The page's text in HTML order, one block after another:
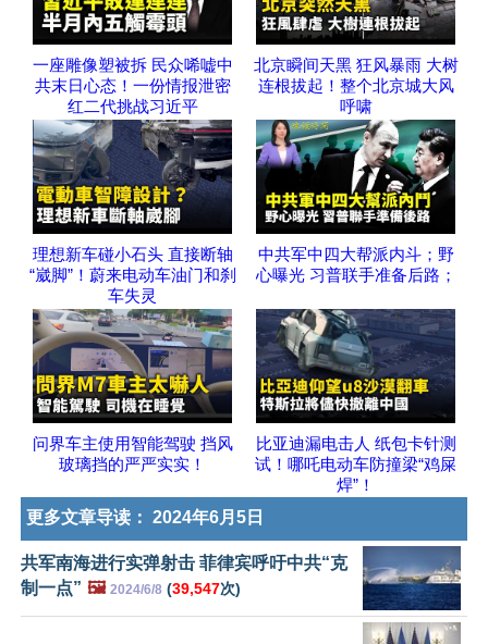
一座雕像塑被拆 民众唏嘘中
共末日心态！一份情报泄密
红二代挑战习近平
北京瞬间天黑 狂风暴雨 大树
连根拔起！整个北京城大风
呼啸
理想新车碰小石头 直接断轴
“崴脚”！蔚来电动车油门和刹
车失灵
中共军中四大帮派内斗；野
心曝光 习普联手准备后路；
问界车主使用智能驾驶 挡风
玻璃挡的严严实实！
比亚迪漏电击人 纸包卡针测
试！哪吒电动车防撞梁“鸡屎
焊”！
更多文章导读： 2024年6月5日
共军南海进行实弹射击 菲律宾呼吁中共“克
制一点” 🖼️ 2024/6/8 (39,547次)